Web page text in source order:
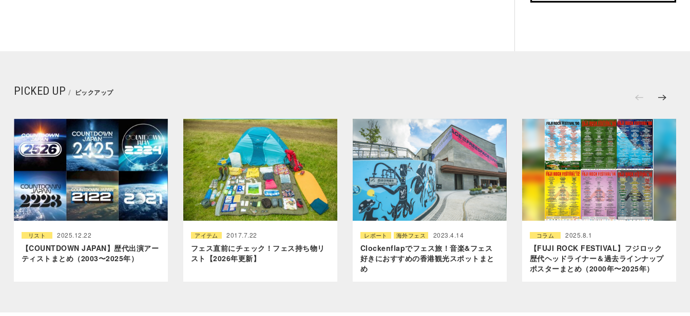
PICKED UP ピックアップ
リスト 2025.12.22
【COUNTDOWN JAPAN】歴代出演アー
ティストまとめ（2003〜2025年）
アイテム 2017.7.22
フェス直前にチェック！フェス持ち物リ
スト【2026年更新】
レポート 海外フェス 2023.4.14
Clockenflapでフェス旅！音楽&フェス
好きにおすすめの香港観光スポットまと
め
コラム 2025.8.1
【FUJI ROCK FESTIVAL】フジロック
歴代ヘッドライナー＆過去ラインナップ
ポスターまとめ（2000年〜2025年）